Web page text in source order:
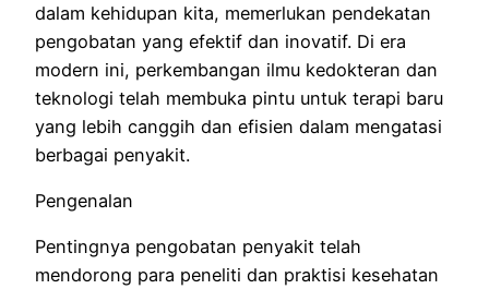
dalam kehidupan kita, memerlukan pendekatan
pengobatan yang efektif dan inovatif. Di era
modern ini, perkembangan ilmu kedokteran dan
teknologi telah membuka pintu untuk terapi baru
yang lebih canggih dan efisien dalam mengatasi
berbagai penyakit.
Pengenalan
Pentingnya pengobatan penyakit telah
mendorong para peneliti dan praktisi kesehatan